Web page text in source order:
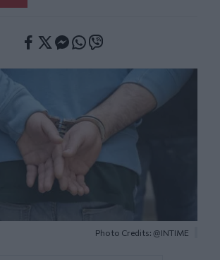
Photo Credits: @INTIME